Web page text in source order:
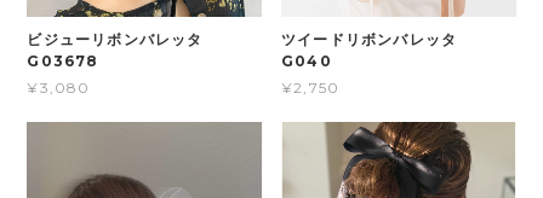
ビジューリボンバレッタ
G03678
¥3,080
ツイードリボンバレッタ
G040
¥2,750